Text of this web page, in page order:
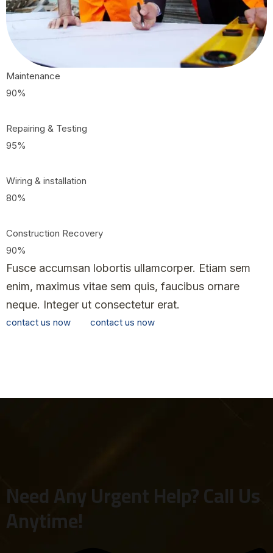
Maintenance
90%
Repairing & Testing
95%
Wiring & installation
80%
Construction Recovery
90%
Fusce accumsan lobortis ullamcorper. Etiam sem
enim, maximus vitae sem quis, faucibus ornare
neque. Integer ut consectetur erat.
contact us now contact us now
Need Any Urgent Help? Call Us
Anytime!